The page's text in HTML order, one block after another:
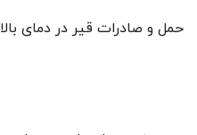
حمل و صادرات قیر در دمای بالا